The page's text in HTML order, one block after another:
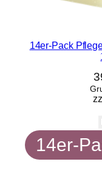
14er-Pack
14er-